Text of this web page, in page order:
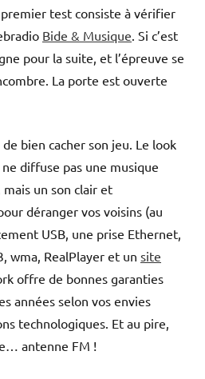
test consiste à vérifier
Bide & Musique . Si c’est
pour la suite, et l’épreuve se
La porte est ouverte
bien cacher son jeu. Le look
diffuse pas une musique
un son clair et
déranger vos voisins (au
USB, une prise Ethernet,
wma, RealPlayer et un site
offre de bonnes garanties
années selon vos envies
technologiques. Et au pire,
antenne FM !